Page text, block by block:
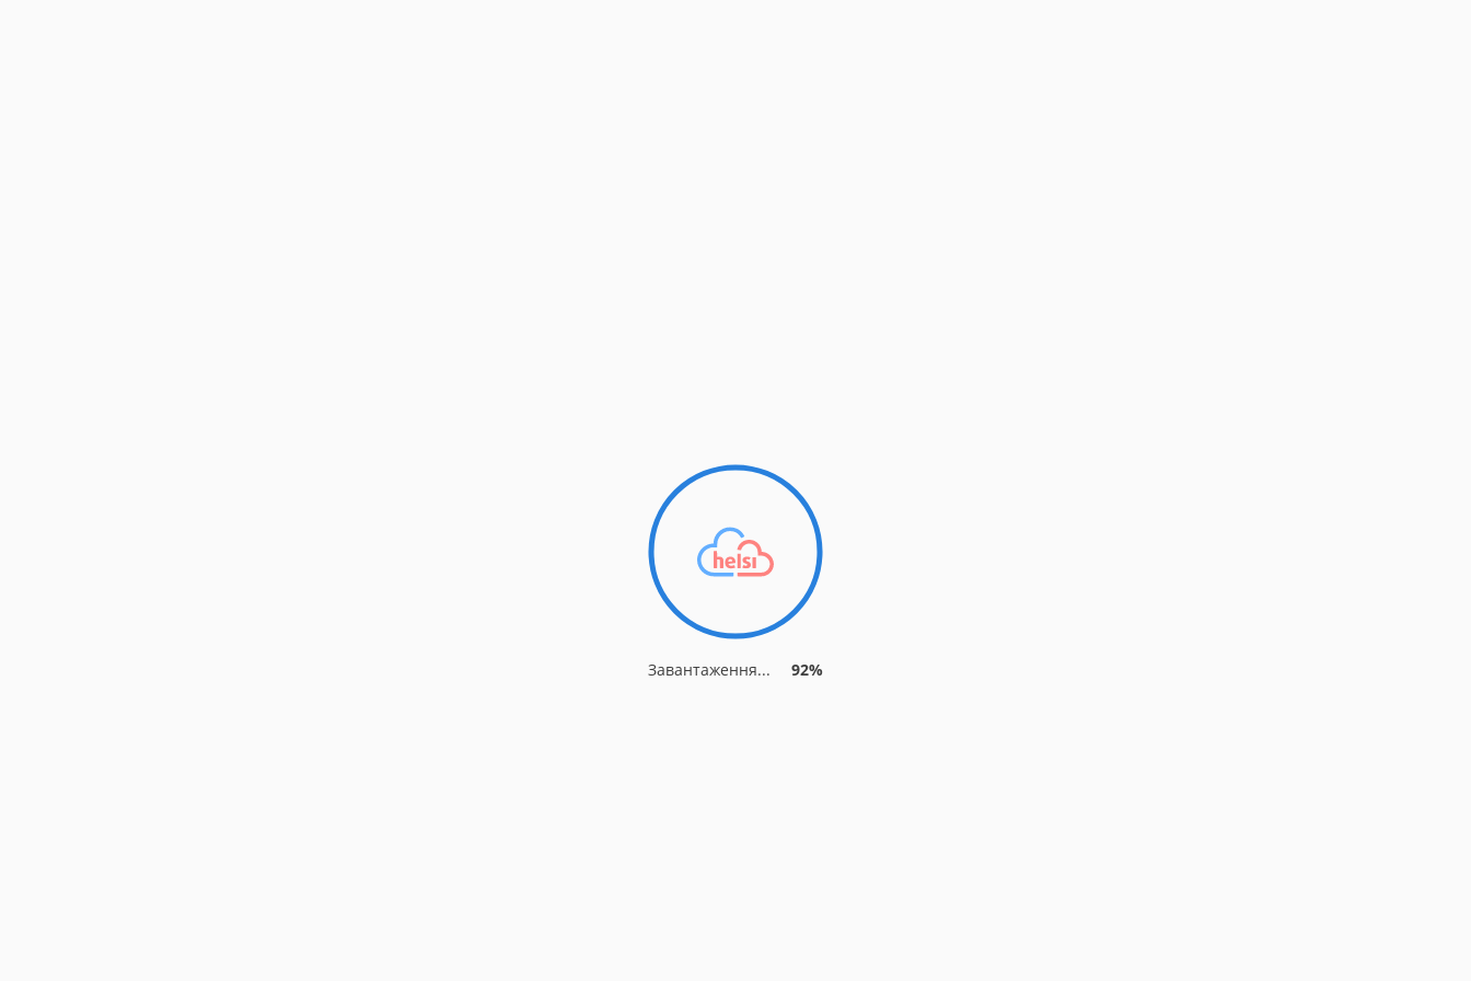
Завантаження... 92%